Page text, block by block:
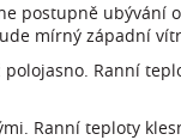
postupně ubývání
mírný západní
Ranní
Ranní teploty